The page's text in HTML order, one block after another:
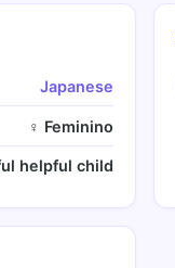
Japanese
♀ Feminino
helpful child